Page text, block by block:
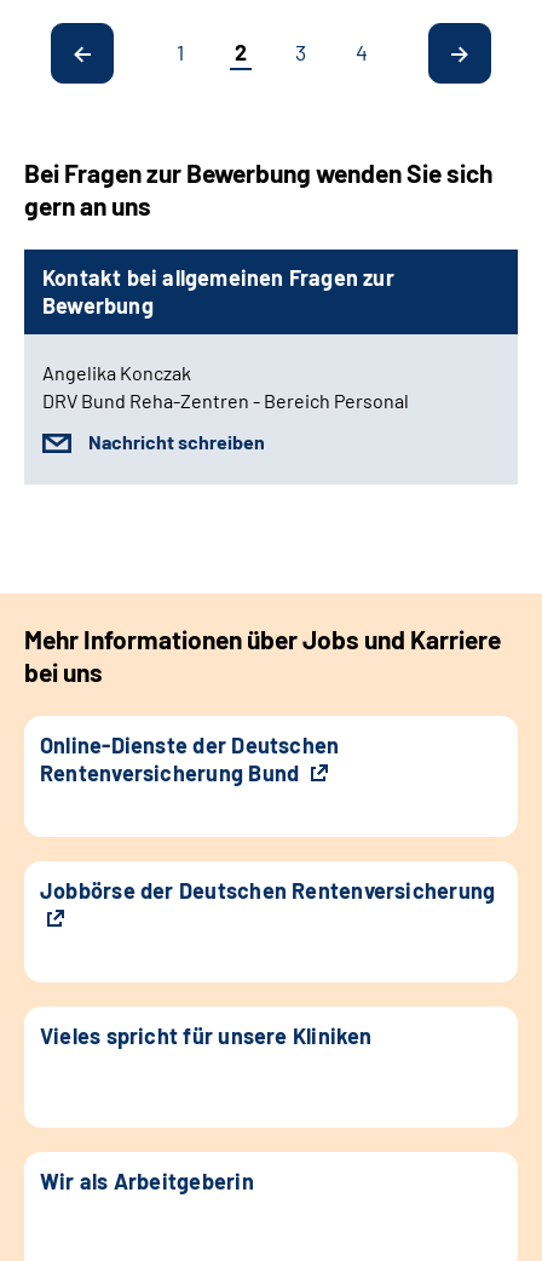
1 2 3 4
Bei Fragen zur Bewerbung wenden Sie sich
gern an uns
Kontakt bei allgemeinen Fragen zur
Bewerbung
Angelika Konczak
DRV Bund Reha-Zentren - Bereich Personal
Nachricht schreiben
Mehr Informationen über Jobs und Karriere
bei uns
Online-Dienste der Deutschen
Rentenversicherung Bund
Jobbörse der Deutschen Rentenversicherung
Vieles spricht für unsere Kliniken
Wir als Arbeitgeberin